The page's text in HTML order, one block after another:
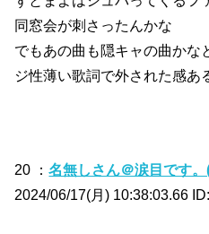
同窓会が刺さったんかな
でもあの曲も隠キャの曲かな
ジ性薄い歌詞で外された感あ
20 ：名無しさん＠涙目です
2024/06/17(月) 10:38:03.66